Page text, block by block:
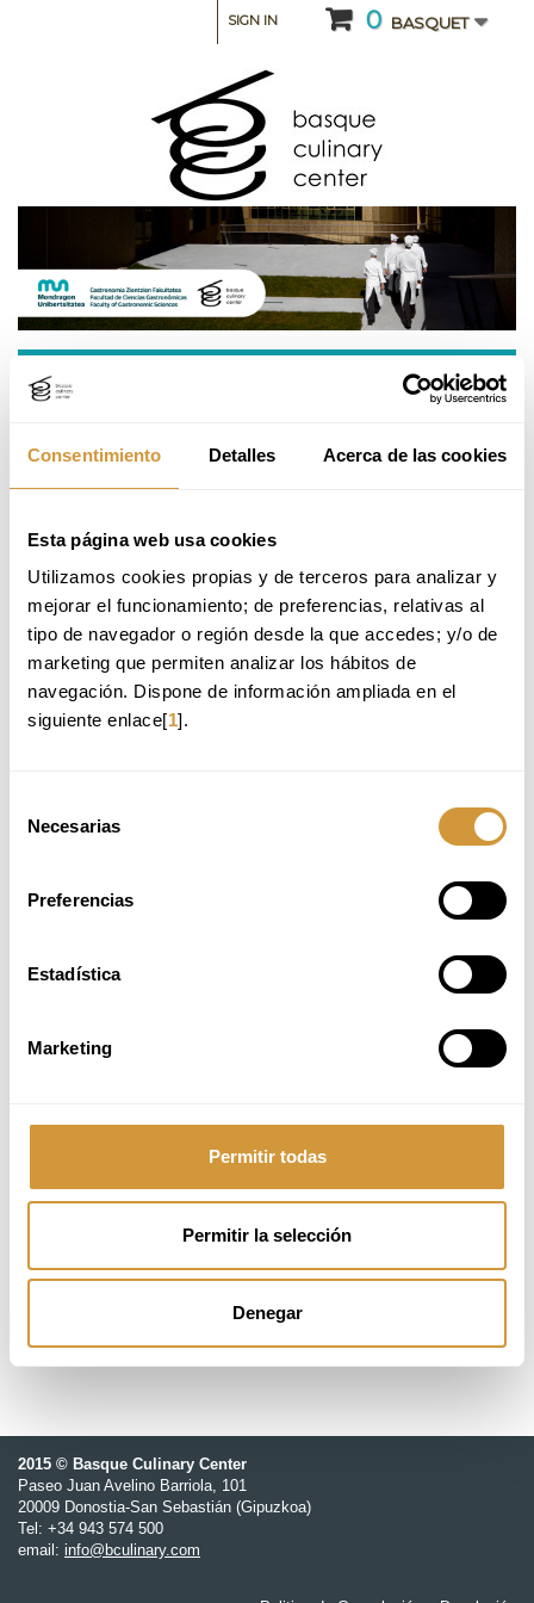
Consentimiento Detalles Acerca de las cookies
Esta página web usa cookies
Utilizamos cookies propias y de terceros para analizar y
mejorar el funcionamiento; de preferencias, relativas al
tipo de navegador o región desde la que accedes; y/o de
marketing que permiten analizar los hábitos de
navegación. Dispone de información ampliada en el
siguiente enlace[1].
Necesarias
Preferencias
Estadística
Marketing
Permitir todas
Permitir la selección
Denegar
0 BASQUET
SIGN IN
CATEGORY: INTENSIVE COURSES AND SEMINARS
sala
Back to Training Offer
WE RECOMMEND:
MUNDO VEGETAL: TÉCNICAS E INNOVACIÓN
EXECUTIVE CHEF
UNAVAILABLE PLACES
del 15 al 16 de junio, 2026
15:00 - 20:00h (CEST)
2015 © Basque Culinary Center
Paseo Juan Avelino Barriola, 101
20009 Donostia-San Sebastián (Gipuzkoa)
Tel: +34 943 574 500
email: info@bculinary.com